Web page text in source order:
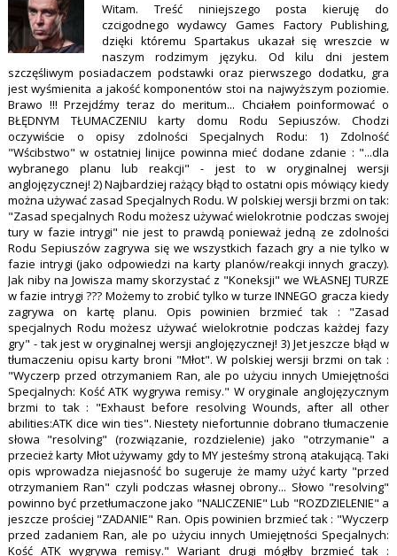
Witam. Treść niniejszego posta kieruję do
czcigodnego wydawcy Games Factory Publishing,
dzięki któremu Spartakus ukazał się wreszcie w
naszym rodzimym języku. Od kilu dni jestem
szczęśliwym posiadaczem podstawki oraz pierwszego dodatku, gra
jest wyśmienita a jakość komponentów stoi na najwyższym poziomie.
Brawo !!! Przejdźmy teraz do meritum... Chciałem poinformować o
BŁĘDNYM TŁUMACZENIU karty domu Rodu Sepiuszów. Chodzi
oczywiście o opisy zdolności Specjalnych Rodu: 1) Zdolność
"Wścibstwo" w ostatniej linijce powinna mieć dodane zdanie : "...dla
wybranego planu lub reakcji" - jest to w oryginalnej wersji
anglojęzycznej! 2) Najbardziej rażący błąd to ostatni opis mówiący kiedy
można używać zasad Specjalnych Rodu. W polskiej wersji brzmi on tak:
"Zasad specjalnych Rodu możesz używać wielokrotnie podczas swojej
tury w fazie intrygi" nie jest to prawdą ponieważ jedną ze zdolności
Rodu Sepiuszów zagrywa się we wszystkich fazach gry a nie tylko w
fazie intrygi (jako odpowiedzi na karty planów/reakcji innych graczy).
Jak niby na Jowisza mamy skorzystać z "Koneksji" we WŁASNEJ TURZE
w fazie intrygi ??? Możemy to zrobić tylko w turze INNEGO gracza kiedy
zagrywa on kartę planu. Opis powinien brzmieć tak : "Zasad
specjalnych Rodu możesz używać wielokrotnie podczas każdej fazy
gry" - tak jest w oryginalnej wersji anglojęzycznej! 3) Jet jeszcze błąd w
tłumaczeniu opisu karty broni "Młot". W polskiej wersji brzmi on tak :
"Wyczerp przed otrzymaniem Ran, ale po użyciu innych Umiejętności
Specjalnych: Kość ATK wygrywa remisy." W oryginale anglojęzycznym
brzmi to tak : "Exhaust before resolving Wounds, after all other
abilities:ATK dice win ties". Niestety niefortunnie dobrano tłumaczenie
słowa "resolving" (rozwiązanie, rozdzielenie) jako "otrzymanie" a
przecież karty Młot używamy gdy to MY jesteśmy stroną atakującą. Taki
opis wprowadza niejasność bo sugeruje że mamy użyć karty "przed
otrzymaniem Ran" czyli podczas własnej obrony... Słowo "resolving"
powinno być przetłumaczone jako "NALICZENIE" Lub "ROZDZIELENIE" a
jeszcze prościej "ZADANIE" Ran. Opis powinien brzmieć tak : "Wyczerp
przed zadaniem Ran, ale po użyciu innych Umiejętności Specjalnych:
Kość ATK wygrywa remisy." Wariant drugi mógłby brzmieć tak :